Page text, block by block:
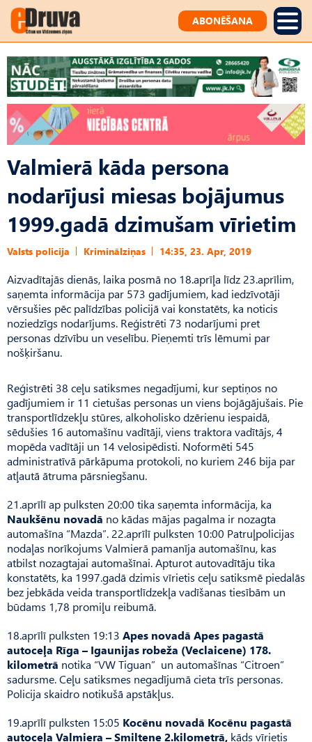
ABONĒŠANA
Valmierā kāda persona
nodarījusi miesas bojājumus
1999.gadā dzimušam vīrietim
Valsts policija Kriminālziņas 14:35, 23. Apr, 2019
Aizvadītajās dienās, laika posmā no 18.aprīļa līdz 23.aprīlim,
saņemta informācija par 573 gadījumiem, kad iedzīvotāji
vērsušies pēc palīdzības policijā vai konstatēts, ka noticis
noziedzīgs nodarījums. Reģistrēti 73 nodarījumi pret
personas dzīvību un veselību. Pieņemti trīs lēmumi par
nošķiršanu.
Reģistrēti 38 ceļu satiksmes negadījumi, kur septiņos no
gadījumiem ir 11 cietušas personas un viens bojāgājušais. Pie
transportlīdzekļu stūres, alkoholisko dzērienu iespaidā,
sēdušies 16 automašīnu vadītāji, viens traktora vadītājs, 4
mopēda vadītāji un 14 velosipēdisti. Noformēti 545
administratīvā pārkāpuma protokoli, no kuriem 246 bija par
atļautā ātruma pārsniegšanu.
21.aprīlī ap pulksten 20:00 tika saņemta informācija, ka
Naukšēnu novadā no kādas mājas pagalma ir nozagta
automašīna “Mazda”. 22.aprīlī pulksten 10:00 Patruļpolicijas
nodaļas norīkojums Valmierā pamanīja automašīnu, kas
atbilst nozagtajai automašīnai. Apturot autovadītāju tika
konstatēts, ka 1997.gadā dzimis vīrietis ceļu satiksmē piedalās
bez jebkāda veida transportlīdzekļa vadīšanas tiesībām un
būdams 1,78 promiļu reibumā.
18.aprīlī pulksten 19:13 Apes novadā Apes pagastā
autoceļa Rīga – Igaunijas robeža (Veclaicene) 178.
kilometrā notika “VW Tiguan” un automašīnas “Citroen”
sadursme. Ceļu satiksmes negadījumā cieta trīs personas.
Policija skaidro notikušā apstākļus.
19.aprīlī pulksten 15:05 Kocēnu novadā Kocēnu pagastā
autoceļa Valmiera – Smiltene 2.kilometrā, kāds vīrietis